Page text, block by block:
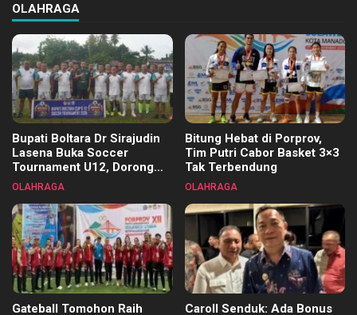
OLAHRAGA
Bupati Boltara Dr Sirajudin
Lasena Buka Soccer
Tournament U12, Dorong
Pembinaan Merata di Setiap
OLAHRAGA
Bitung Hebat di Porprov,
Tim Putri Cabor Basket 3×3
Tak Terbendung
OLAHRAGA
Gateball Tomohon Raih
Caroll Senduk: Ada Bonus